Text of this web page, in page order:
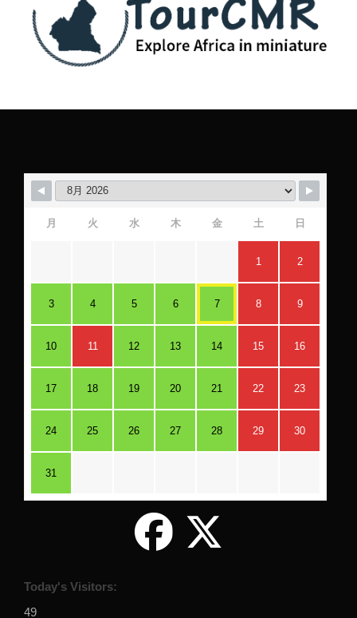
月 火 水 木 金 土 日
1 2
3 4 5 6 7 8 9
10 11 12 13 14 15 16
17 18 19 20 21 22 23
24 25 26 27 28 29 30
31
Today's Visitors:
49